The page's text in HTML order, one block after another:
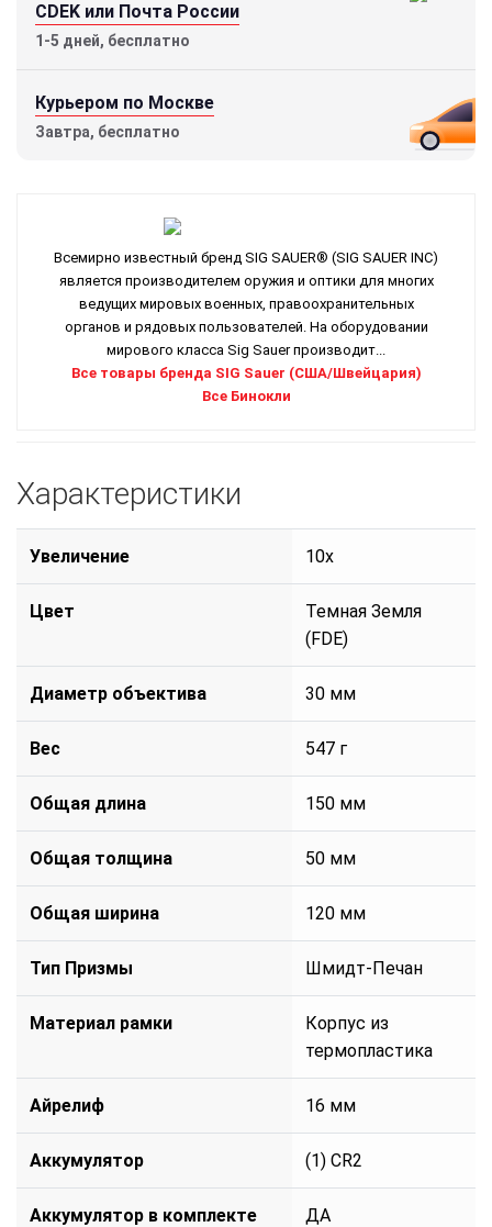
CDEK или Почта России
1-5 дней, бесплатно
Курьером по Москве
Завтра, бесплатно
Всемирно известный бренд SIG SAUER® (SIG SAUER INC)
является производителем оружия и оптики для многих
ведущих мировых военных, правоохранительных
органов и рядовых пользователей. На оборудовании
мирового класса Sig Sauer производит...
Все товары бренда SIG Sauer (США/Швейцария)
Все Бинокли
Характеристики
Увеличение 10x
Цвет
Темная Земля
(FDE)
Диаметр объектива 30 мм
Вес 547 г
Общая длина 150 мм
Общая толщина 50 мм
Общая ширина 120 мм
Тип Призмы Шмидт-Печан
Материал рамки
Корпус из
термопластика
Айрелиф 16 мм
Аккумулятор (1) CR2
Аккумулятор в комплекте ДА